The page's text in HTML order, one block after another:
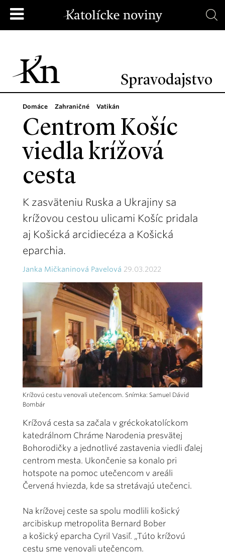
Spravodajstvo
Domáce Zahraničné Vatikán
Centrom Košíc
viedla krížová
cesta
K zasväteniu Ruska a Ukrajiny sa
krížovou cestou ulicami Košíc pridala
aj Košická arcidiecéza a Košická
eparchia.
Janka Mičkaninová Pavelová 29.03.2022
Krížovú cestu venovali utečencom. Snímka: Samuel Dávid
Bombár
Krížová cesta sa začala v gréckokatolíckom
katedrálnom Chráme Narodenia presvätej
Bohorodičky a jednotlivé zastavenia viedli ďalej
centrom mesta. Ukončenie sa konalo pri
hotspote na pomoc utečencom v areáli
Červená hviezda, kde sa stretávajú utečenci.
Na krížovej ceste sa spolu modlili košický
arcibiskup metropolita Bernard Bober
a košický eparcha Cyril Vasiľ. „Túto krížovú
cestu sme venovali utečencom.